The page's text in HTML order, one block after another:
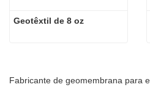
Geotêxtil de 8 oz